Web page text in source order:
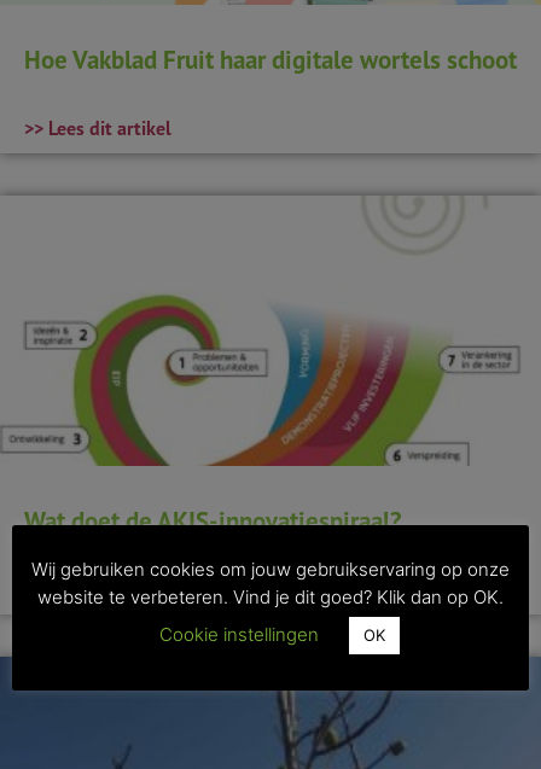
Hoe Vakblad Fruit haar digitale wortels schoot
>> Lees dit artikel
Wat doet de AKIS-innovatiespiraal?
>> Lees dit artikel
Wij gebruiken cookies om jouw gebruikservaring op onze
website te verbeteren. Vind je dit goed? Klik dan op OK.
Cookie instellingen
OK